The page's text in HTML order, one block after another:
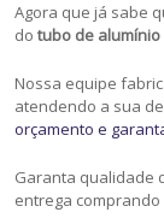
Agora que já sabe
dotubo de
Nossa equipe
atendendo a sua
orçamento e
Garanta qualidade
entrega